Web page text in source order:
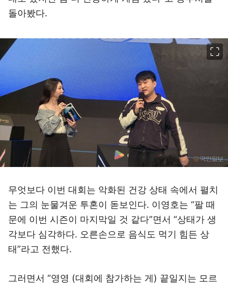
돌아봤다.
무엇보다 이번 대회는 악화된 건강 상태 속에서 펼치
는 그의 눈물겨운 투혼이 돋보인다. 이영호는 “팔 때
문에 이번 시즌이 마지막일 것 같다”면서 “상태가 생
각보다 심각하다. 오른손으로 음식도 먹기 힘든 상
태”라고 전했다.
그러면서 “영영 (대회에 참가하는 게) 끝일지는 모르